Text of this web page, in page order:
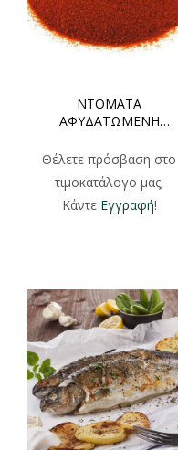
ΝΤΟΜΑΤΑ
ΑΦΥΔΑΤΩΜΕΝΗ
1000gr
Θέλετε πρόσβαση στο
τιμοκατάλογο μας;
Κάντε Εγγραφή!